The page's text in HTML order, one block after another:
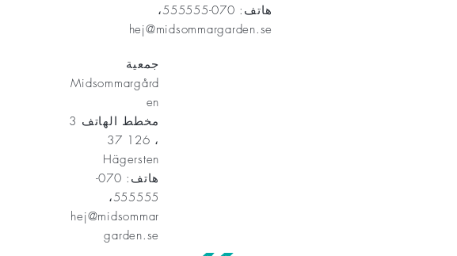
هاتف: 070-555555،
hej@midsommargarden.se
جمعية
Midsommargård
en
مخطط الهاتف 3
، 126 37
Hägersten
هاتف: 070-
555555،
hej@midsommar
garden.se